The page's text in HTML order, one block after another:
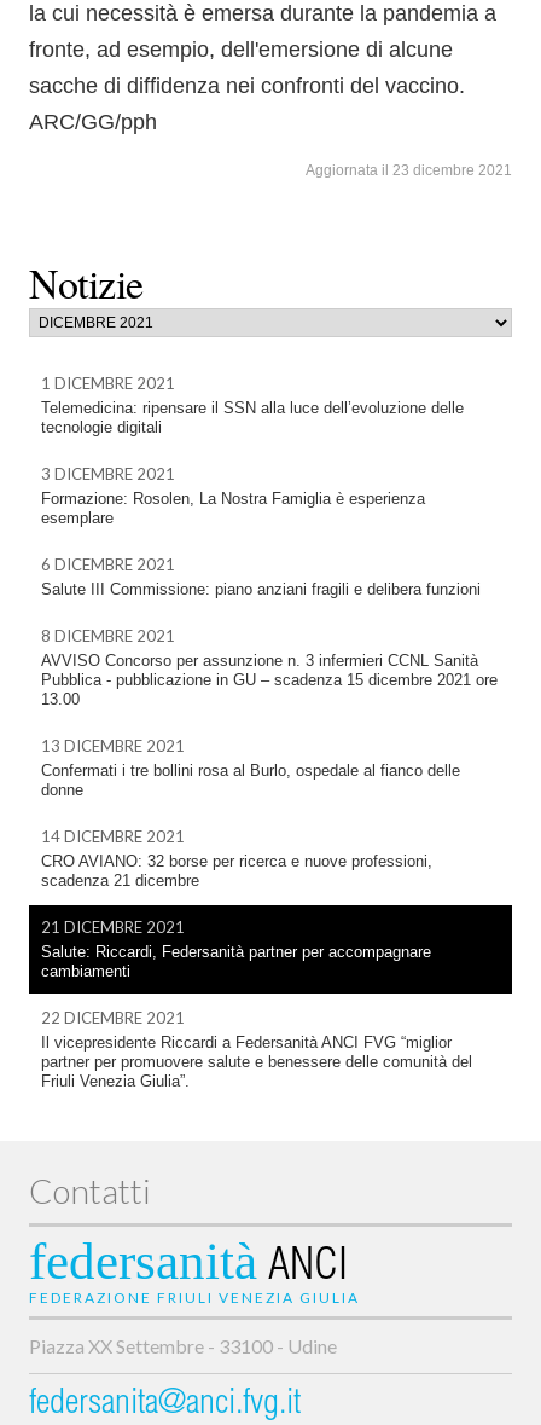
Notizie
1 DICEMBRE 2021
Telemedicina: ripensare il SSN alla luce dell’evoluzione delle
tecnologie digitali
3 DICEMBRE 2021
Formazione: Rosolen, La Nostra Famiglia è esperienza
esemplare
6 DICEMBRE 2021
Salute III Commissione: piano anziani fragili e delibera funzioni
8 DICEMBRE 2021
AVVISO Concorso per assunzione n. 3 infermieri CCNL Sanità
Pubblica - pubblicazione in GU – scadenza 15 dicembre 2021 ore
13.00
13 DICEMBRE 2021
Confermati i tre bollini rosa al Burlo, ospedale al fianco delle
donne
14 DICEMBRE 2021
CRO AVIANO: 32 borse per ricerca e nuove professioni,
scadenza 21 dicembre
21 DICEMBRE 2021
Salute: Riccardi, Federsanità partner per accompagnare
cambiamenti
22 DICEMBRE 2021
Il vicepresidente Riccardi a Federsanità ANCI FVG “miglior
partner per promuovere salute e benessere delle comunità del
Friuli Venezia Giulia”.
la cui necessità è emersa durante la pandemia a
fronte, ad esempio, dell'emersione di alcune
sacche di diffidenza nei confronti del vaccino.
ARC/GG/pph
Aggiornata il 23 dicembre 2021
Contatti
federsanità ANCI
FEDERAZIONE FRIULI VENEZIA GIULIA
Piazza XX Settembre - 33100 - Udine
federsanita@anci.fvg.it